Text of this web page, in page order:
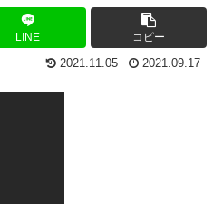
LINE コピー
2021.11.05 2021.09.17